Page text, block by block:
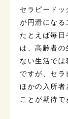
セラピードッ
が円滑になる
たとえば毎
は、高齢者
ない生活では
ですが、セ
ほかの入所者
ことが期待で